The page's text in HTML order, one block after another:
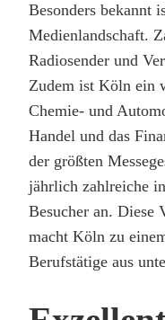
Besonders bekannt
Medienlandschaft.
Radiosender und
Zudem ist Köln ein
Chemie- und
Handel und das
der größten
jährlich zahlreiche
Besucher an. Diese
macht Köln zu
Berufstätige aus